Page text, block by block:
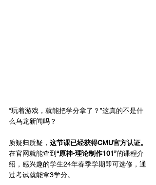
“玩着游戏，就能把学分拿了？”这真的不是什
么乌龙新闻吗？
质疑归质疑， 这节课已经获得CMU官方认证。
在官网就能查到“原神-理论制作101”的课程介
绍，感兴趣的学生24年春季学期即可选修，通
过考试就能拿3学分。